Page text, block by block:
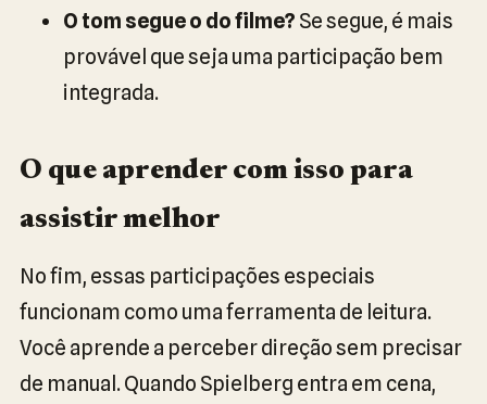
O tom segue o do filme? Se segue, é mais
provável que seja uma participação bem
integrada.
O que aprender com isso para
assistir melhor
No fim, essas participações especiais
funcionam como uma ferramenta de leitura.
Você aprende a perceber direção sem precisar
de manual. Quando Spielberg entra em cena,